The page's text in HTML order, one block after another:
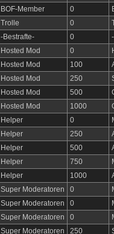
BOF-Member
0
Trolle
0
-Bestrafte-
0
Hosted Mod
0
Hosted Mod
100
Hosted Mod
250
Hosted Mod
500
Hosted Mod
1000
Helper
0
Helper
250
Helper
500
Helper
750
Helper
1000
Super Moderatoren
0
Super Moderatoren
0
Super Moderatoren
0
Super Moderatoren
250